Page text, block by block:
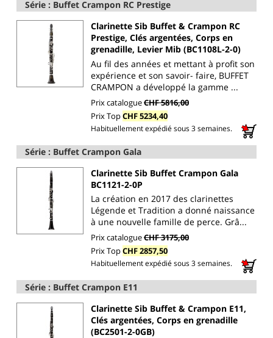
Série : Buffet Crampon RC Prestige
Clarinette Sib Buffet & Crampon RC
Prestige, Clés argentées, Corps en
grenadille, Levier Mib (BC1108L-2-0)
Au fil des années et mettant à profit son
expérience et son savoir- faire, BUFFET
CRAMPON a développé la gamme ...
Prix catalogueCHF 5816,00
Prix TopCHF 5234,40
Habituellement expédié sous 3 semaines.
Série : Buffet Crampon Gala
Clarinette Sib Buffet Crampon Gala
BC1121-2-0P
La création en 2017 des clarinettes
Légende et Tradition a donné naissance
à une nouvelle famille de perce. Grâ...
Prix catalogueCHF 3175,00
Prix TopCHF 2857,50
Habituellement expédié sous 3 semaines.
Série : Buffet Crampon E11
Clarinette Sib Buffet & Crampon E11,
Clés argentées, Corps en grenadille
(BC2501-2-0GB)